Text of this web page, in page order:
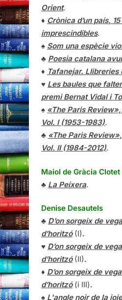
Orient.
♦ Crònica d’un país,
imprescindibles.
♠ Som una espècie
♣ Poesia catalana
♦ Tafanejar. Llibreries
♥ Les baules que
premi Bernat Vidal i
♠ «The Paris
Vol. I (1953-1983).
♣ «The Paris Review»,
Vol. II (1984-2012).
Maiol de Gràcia Clotet
♣ La Peixera.
Denise Desautels
♣ D’on sorgeix de
d’horitzó(I).
♥ D’on sorgeix de
d’horitzó(II).
♦ D’on sorgeix de
d’horitzó(i III).
♠ L'angle noir de la joie